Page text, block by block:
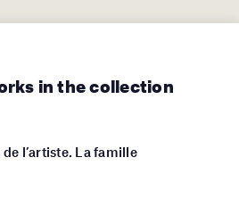
in the collection
de l’artiste. La famille